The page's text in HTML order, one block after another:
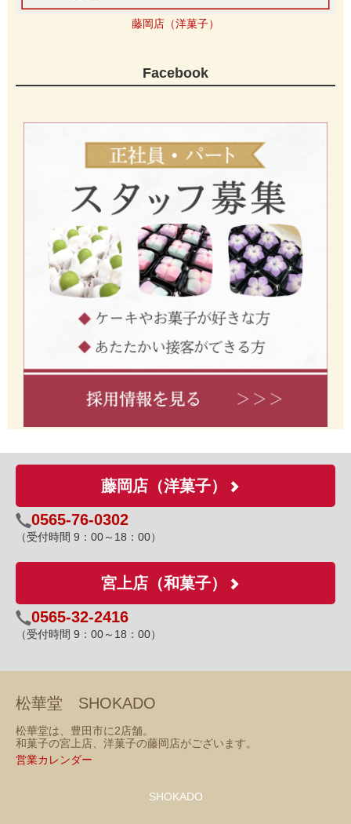
藤岡店（洋菓子）
Facebook
藤岡店（洋菓子）
0565-76-0302
（受付時間 9：00～18：00）
宮上店（和菓子）
0565-32-2416
（受付時間 9：00～18：00）
松華堂 SHOKADO
松華堂は、豊田市に2店舗。
和菓子の宮上店、洋菓子の藤岡店がございます。
営業カレンダー
SHOKADO